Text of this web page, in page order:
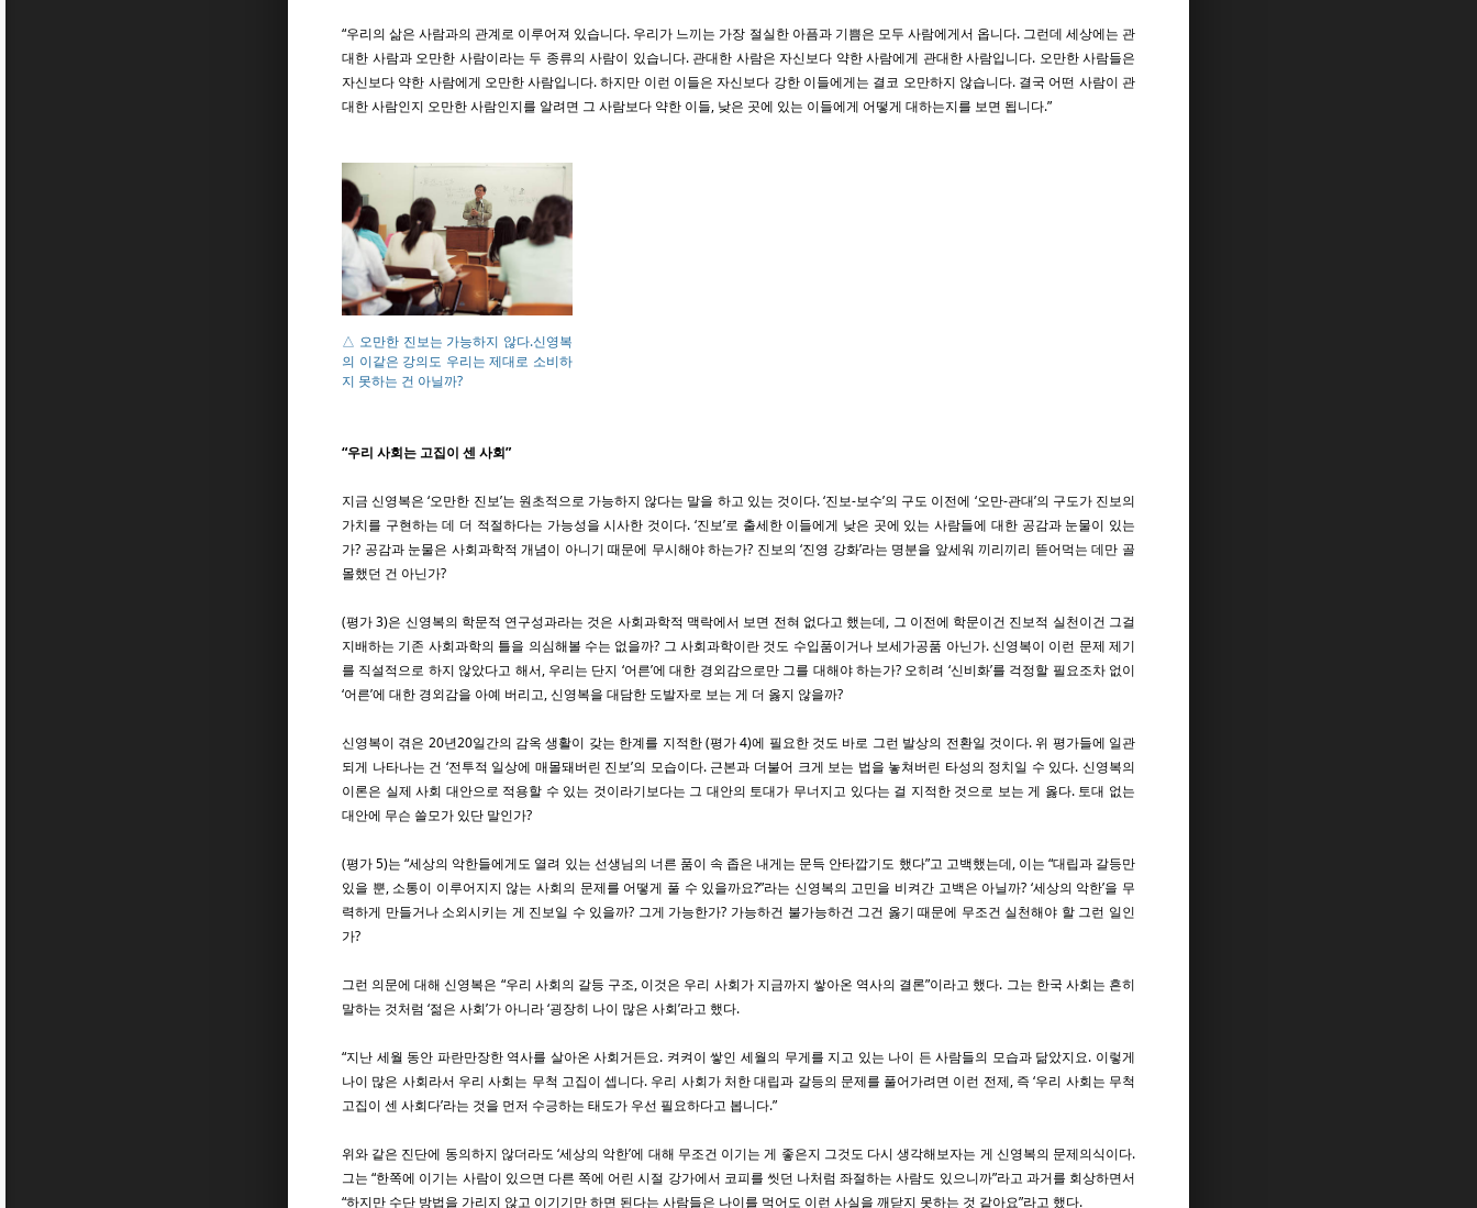
“우리의 삶은 사람과의 관계로 이루어져 있습니다. 우리가 느끼는 가장 절실한 아픔과 기쁨은 모두 사람에게서 옵니다. 그런데 세상에는 관
대한 사람과 오만한 사람이라는 두 종류의 사람이 있습니다. 관대한 사람은 자신보다 약한 사람에게 관대한 사람입니다. 오만한 사람들은
자신보다 약한 사람에게 오만한 사람입니다. 하지만 이런 이들은 자신보다 강한 이들에게는 결코 오만하지 않습니다. 결국 어떤 사람이 관
대한 사람인지 오만한 사람인지를 알려면 그 사람보다 약한 이들, 낮은 곳에 있는 이들에게 어떻게 대하는지를 보면 됩니다.”
△ 오만한 진보는 가능하지 않다.신영복
의 이같은 강의도 우리는 제대로 소비하
지 못하는 건 아닐까?
“우리 사회는 고집이 센 사회”
지금 신영복은 ‘오만한 진보’는 원초적으로 가능하지 않다는 말을 하고 있는 것이다. ‘진보-보수’의 구도 이전에 ‘오만-관대’의 구도가 진보의
가치를 구현하는 데 더 적절하다는 가능성을 시사한 것이다. ‘진보’로 출세한 이들에게 낮은 곳에 있는 사람들에 대한 공감과 눈물이 있는
가? 공감과 눈물은 사회과학적 개념이 아니기 때문에 무시해야 하는가? 진보의 ‘진영 강화’라는 명분을 앞세워 끼리끼리 뜯어먹는 데만 골
몰했던 건 아닌가?
(평가 3)은 신영복의 학문적 연구성과라는 것은 사회과학적 맥락에서 보면 전혀 없다고 했는데, 그 이전에 학문이건 진보적 실천이건 그걸
지배하는 기존 사회과학의 틀을 의심해볼 수는 없을까? 그 사회과학이란 것도 수입품이거나 보세가공품 아닌가. 신영복이 이런 문제 제기
를 직설적으로 하지 않았다고 해서, 우리는 단지 ‘어른’에 대한 경외감으로만 그를 대해야 하는가? 오히려 ‘신비화’를 걱정할 필요조차 없이
‘어른’에 대한 경외감을 아예 버리고, 신영복을 대담한 도발자로 보는 게 더 옳지 않을까?
신영복이 겪은 20년20일간의 감옥 생활이 갖는 한계를 지적한 (평가 4)에 필요한 것도 바로 그런 발상의 전환일 것이다. 위 평가들에 일관
되게 나타나는 건 ‘전투적 일상에 매몰돼버린 진보’의 모습이다. 근본과 더불어 크게 보는 법을 놓쳐버린 타성의 정치일 수 있다. 신영복의
이론은 실제 사회 대안으로 적용할 수 있는 것이라기보다는 그 대안의 토대가 무너지고 있다는 걸 지적한 것으로 보는 게 옳다. 토대 없는
대안에 무슨 쓸모가 있단 말인가?
(평가 5)는 “세상의 악한들에게도 열려 있는 선생님의 너른 품이 속 좁은 내게는 문득 안타깝기도 했다”고 고백했는데, 이는 “대립과 갈등만
있을 뿐, 소통이 이루어지지 않는 사회의 문제를 어떻게 풀 수 있을까요?”라는 신영복의 고민을 비켜간 고백은 아닐까? ‘세상의 악한’을 무
력하게 만들거나 소외시키는 게 진보일 수 있을까? 그게 가능한가? 가능하건 불가능하건 그건 옳기 때문에 무조건 실천해야 할 그런 일인
가?
그런 의문에 대해 신영복은 “우리 사회의 갈등 구조, 이것은 우리 사회가 지금까지 쌓아온 역사의 결론”이라고 했다. 그는 한국 사회는 흔히
말하는 것처럼 ‘젊은 사회’가 아니라 ‘굉장히 나이 많은 사회’라고 했다.
“지난 세월 동안 파란만장한 역사를 살아온 사회거든요. 켜켜이 쌓인 세월의 무게를 지고 있는 나이 든 사람들의 모습과 닮았지요. 이렇게
나이 많은 사회라서 우리 사회는 무척 고집이 셉니다. 우리 사회가 처한 대립과 갈등의 문제를 풀어가려면 이런 전제, 즉 ‘우리 사회는 무척
고집이 센 사회다’라는 것을 먼저 수긍하는 태도가 우선 필요하다고 봅니다.”
위와 같은 진단에 동의하지 않더라도 ‘세상의 악한’에 대해 무조건 이기는 게 좋은지 그것도 다시 생각해보자는 게 신영복의 문제의식이다.
그는 “한쪽에 이기는 사람이 있으면 다른 쪽에 어린 시절 강가에서 코피를 씻던 나처럼 좌절하는 사람도 있으니까”라고 과거를 회상하면서
“하지만 수단 방법을 가리지 않고 이기기만 하면 된다는 사람들은 나이를 먹어도 이런 사실을 깨닫지 못하는 것 같아요”라고 했다.